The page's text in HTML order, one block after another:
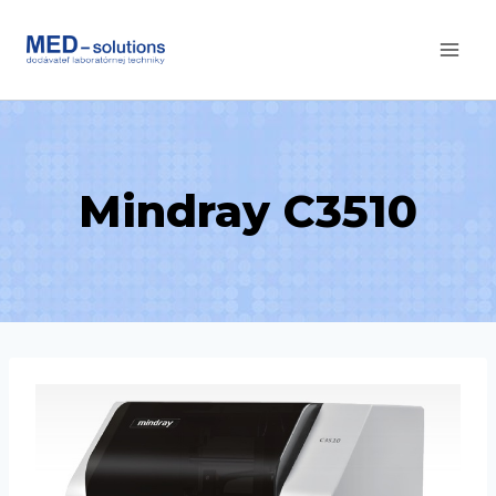
Mindray C3510